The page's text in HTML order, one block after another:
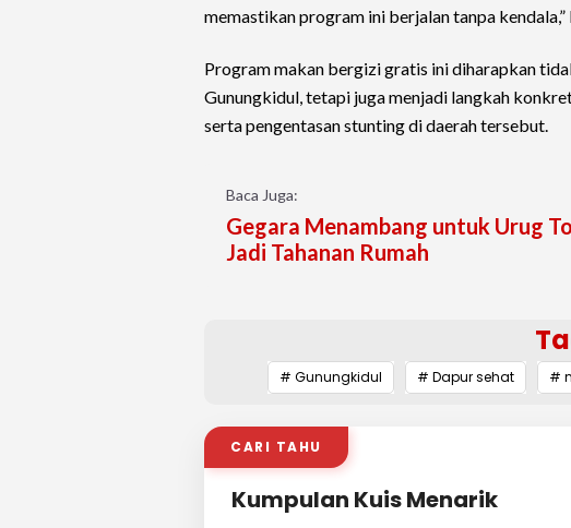
memastikan program ini berjalan tanpa kendala,”
Program makan bergizi gratis ini diharapkan
Gunungkidul, tetapi juga menjadi langkah
serta pengentasan stunting di daerah tersebut.
Baca Juga:
Gegara Menambang untuk Urug
Jadi Tahanan Rumah
# Gunungkidul # Dapur sehat #
CARI TAHU
Kumpulan Kuis Menarik